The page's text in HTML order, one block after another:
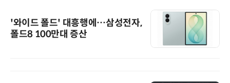
'와이드 폴드' 대흥행에…삼성전자,
폴드8 100만대 증산